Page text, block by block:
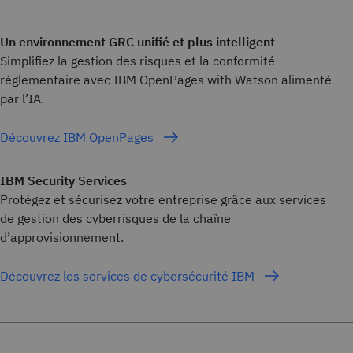
Un environnement GRC unifié et plus intelligent
Simplifiez la gestion des risques et la conformité
réglementaire avec IBM OpenPages with Watson alimenté
par l’IA.
Découvrez IBM OpenPages
IBM Security Services
Protégez et sécurisez votre entreprise grâce aux services
de gestion des cyberrisques de la chaîne
d’approvisionnement.
Découvrez les services de cybersécurité IBM